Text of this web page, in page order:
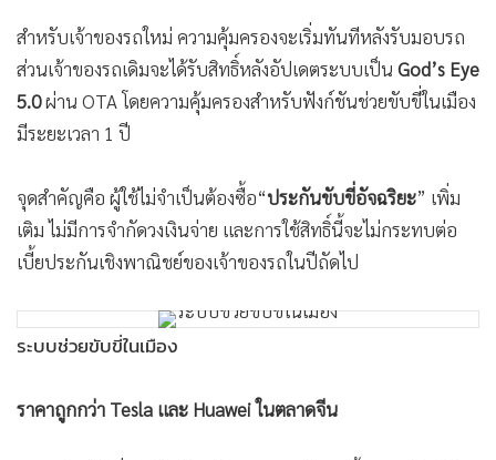
สำหรับเจ้าของรถใหม่ ความคุ้มครองจะเริ่มทันทีหลังรับมอบรถ
ส่วนเจ้าของรถเดิมจะได้รับสิทธิ์หลังอัปเดตระบบเป็น God’s Eye
5.0ผ่าน OTA โดยความคุ้มครองสำหรับฟังก์ชันช่วยขับขี่ในเมือง
มีระยะเวลา 1 ปี
จุดสำคัญคือ ผู้ใช้ไม่จำเป็นต้องซื้อ“ประกันขับขี่อัจฉริยะ” เพิ่ม
เติม ไม่มีการจำกัดวงเงินจ่าย และการใช้สิทธิ์นี้จะไม่กระทบต่อ
เบี้ยประกันเชิงพาณิชย์ของเจ้าของรถในปีถัดไป
ระบบช่วยขับขี่ในเมือง
ราคาถูกกว่า Tesla และ Huawei ในตลาดจีน